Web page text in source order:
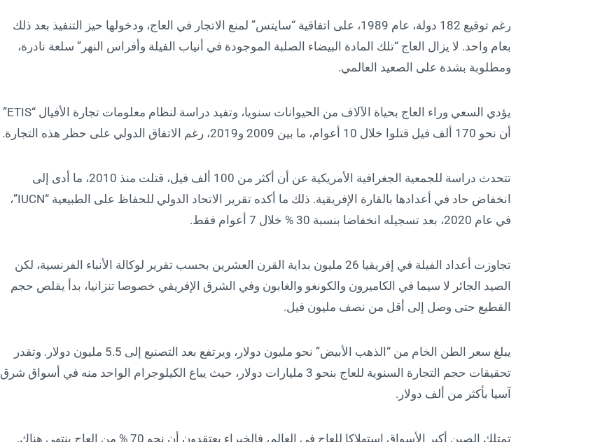
رغم توقيع 182 دولة، عام 1989، على اتفاقية “سايتس” لمنع الاتجار في العاج، ودخولها حيز التنفيذ بعد ذلك
بعام واحد. لا يزال العاج “تلك المادة البيضاء الصلبة الموجودة في أنياب الفيلة وأفراس النهر” سلعة نادرة،
ومطلوبة بشدة على الصعيد العالمي.
يؤدي السعي وراء العاج بحياة الآلاف من الحيوانات سنويا، وتفيد دراسة لنظام معلومات تجارة الأفيال “ETIS”
أن نحو 170 ألف فيل قتلوا خلال 10 أعوام، ما بين 2009 و2019، رغم الاتفاق الدولي على حظر هذه التجارة.
تتحدث دراسة للجمعية الجغرافية الأمريكية عن أن أكثر من 100 ألف فيل، قتلت منذ 2010، ما أدى إلى
انخفاض حاد في أعدادها بالقارة الإفريقية. ذلك ما أكده تقرير الاتحاد الدولي للحفاظ على الطبيعية “IUCN”،
في عام 2020، بعد تسجيله انخفاضا بنسبة 30 % خلال 7 أعوام فقط.
تجاوزت أعداد الفيلة في إفريقيا 26 مليون بداية القرن العشرين بحسب تقرير لوكالة الأنباء الفرنسية، لكن
الصيد الجائر لا سيما في الكاميرون والكونغو والغابون وفي الشرق الإفريقي خصوصا تنزانيا، بدأ يقلص حجم
القطيع حتى وصل إلى أقل من نصف مليون فيل.
يبلغ سعر الطن الخام من “الذهب الأبيض” نحو مليون دولار، ويرتفع بعد التصنيع إلى 5.5 مليون دولار. وتقدر
تحقيقات حجم التجارة السنوية للعاج بنحو 3 مليارات دولار، حيث يباع الكيلوجرام الواحد منه في أسواق شرق
آسيا بأكثر من ألف دولار.
تمتلك الصين أكبر الأسواق استهلاكا للعاج في العالم، فالخبراء يعتقدون أن نحو 70 % من العاج ينتهي هناك.